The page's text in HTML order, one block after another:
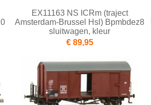
EX11163 NS ICRm (traject
Amsterdam-Brussel Hsl) Bpmbdez8
sluitwagen, kleur
€ 89,95